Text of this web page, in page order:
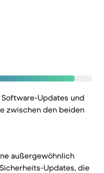
Updates und
zwischen den beiden
außergewöhnlich
Updates, die